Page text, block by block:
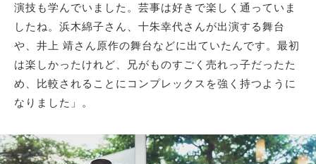
演技も学んでいました。芸事は好きで楽しく通っていま
したね。浜木綿子さん、十朱幸代さんが出演する舞台
や、井上 靖さん原作の舞台などに出ていたんです。最初
は楽しかったけれど、兄がものすごく売れっ子だったた
め、比較されることにコンプレックスを強く持つように
なりました」。